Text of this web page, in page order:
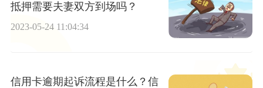
抵押需要夫妻双方到场吗？
2023-05-24 11:04:34
信用卡逾期起诉流程是什么？信